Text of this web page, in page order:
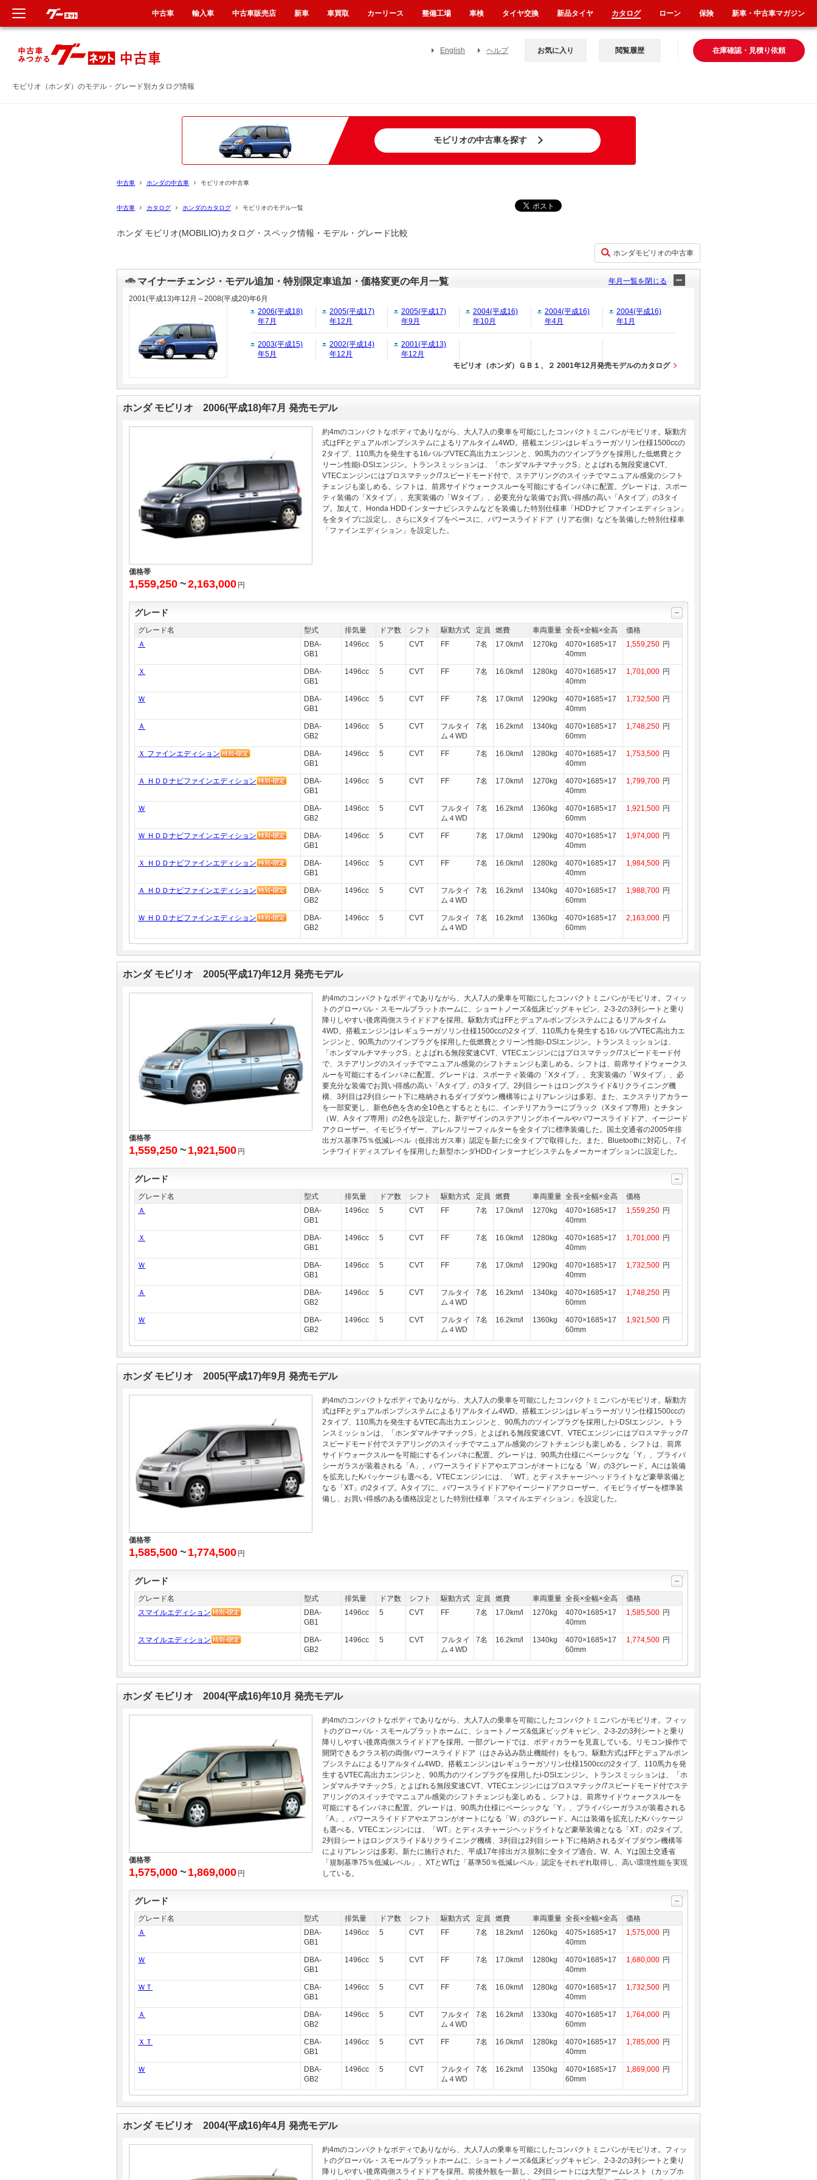
モビリオ（ホンダ）のモデル・グレード別カタログ情報
English ヘルプ 在庫確認・見積り依頼
お気に入り 閲覧履歴
モビリオの中古車を探す
中古車 ホンダの中古車 モビリオの中古車
中古車 カタログ ホンダのカタログ モビリオのモデル一覧
ホンダ モビリオ(MOBILIO)カタログ・スペック情報・モデル・グレード比較
ホンダモビリオの中古車
マイナーチェンジ・モデル追加・特別限定車追加・価格変更の年月一覧 年月一覧を閉じる
2001(平成13)年12月～2008(平成20)年6月
2006(平成18)
年7月
2005(平成17)
年12月
2005(平成17)
年9月
2004(平成16)
年10月
2004(平成16)
年4月
2004(平成16)
年1月
2003(平成15)
年5月
2002(平成14)
年12月
2001(平成13)
年12月
モビリオ（ホンダ）ＧＢ１、２ 2001年12月発売モデルのカタログ
ホンダ モビリオ 2006(平成18)年7月 発売モデル
価格帯
1,559,250 ~2,163,000 円
約4mのコンパクトなボディでありながら、大人7人の乗車を可能にしたコンパクトミニバンがモビリオ。駆動方
式はFFとデュアルポンプシステムによるリアルタイム4WD。搭載エンジンはレギュラーガソリン仕様1500ccの
2タイプ、110馬力を発生する16バルブVTEC高出力エンジンと、90馬力のツインプラグを採用した低燃費とク
リーン性能i-DSIエンジン。トランスミッションは、「ホンダマルチマチックS」とよばれる無段変速CVT、
VTECエンジンにはプロスマテック/7スピードモード付で、ステアリングのスイッチでマニュアル感覚のシフト
チェンジも楽しめる。シフトは、前席サイドウォークスルーを可能にするインパネに配置。グレードは、スポー
ティ装備の「Xタイプ」、充実装備の「Wタイプ」、必要充分な装備でお買い得感の高い「Aタイプ」の3タイ
プ。加えて、Honda HDDインターナビシステムなどを装備した特別仕様車「HDDナビ ファインエディション」
を全タイプに設定し、さらにXタイプをベースに、パワースライドドア（リア右側）などを装備した特別仕様車
「ファインエディション」を設定した。
グレード
グレード名 型式 排気量 ドア数 シフト 駆動方式 定員 燃費 車両重量 全長×全幅×全高
価格
Ａ
DBA-
GB1
1496cc 5 CVT FF 7名 17.0km/l 1270kg
4070×1685×17
40mm
1,559,250 円
Ｘ
DBA-
GB1
1496cc 5 CVT FF 7名 16.0km/l 1280kg
4070×1685×17
40mm
1,701,000 円
Ｗ
DBA-
GB1
1496cc 5 CVT FF 7名 17.0km/l 1290kg
4070×1685×17
40mm
1,732,500 円
Ａ
DBA-
GB2
1496cc 5 CVT
フルタイ
ム４WD
7名 16.2km/l 1340kg
4070×1685×17
60mm
1,748,250 円
Ｘ ファインエディション
DBA-
GB1
1496cc 5 CVT FF 7名 16.0km/l 1280kg
4070×1685×17
40mm
1,753,500 円
Ａ ＨＤＤナビファインエディション
DBA-
GB1
1496cc 5 CVT FF 7名 17.0km/l 1270kg
4070×1685×17
40mm
1,799,700 円
Ｗ
DBA-
GB2
1496cc 5 CVT
フルタイ
ム４WD
7名 16.2km/l 1360kg
4070×1685×17
60mm
1,921,500 円
Ｗ ＨＤＤナビファインエディション
DBA-
GB1
1496cc 5 CVT FF 7名 17.0km/l 1290kg
4070×1685×17
40mm
1,974,000 円
Ｘ ＨＤＤナビファインエディション
DBA-
GB1
1496cc 5 CVT FF 7名 16.0km/l 1280kg
4070×1685×17
40mm
1,984,500 円
Ａ ＨＤＤナビファインエディション
DBA-
GB2
1496cc 5 CVT
フルタイ
ム４WD
7名 16.2km/l 1340kg
4070×1685×17
60mm
1,988,700 円
Ｗ ＨＤＤナビファインエディション
DBA-
GB2
1496cc 5 CVT
フルタイ
ム４WD
7名 16.2km/l 1360kg
4070×1685×17
60mm
2,163,000 円
ホンダ モビリオ 2005(平成17)年12月 発売モデル
価格帯
1,559,250 ~ 1,921,500 円
約4mのコンパクトなボディでありながら、大人7人の乗車を可能にしたコンパクトミニバンがモビリオ。フィッ
トのグローバル・スモールプラットホームに、ショートノーズ&低床ビッグキャビン、2-3-2の3列シートと乗り
降りしやすい後席両側スライドドアを採用。駆動方式はFFとデュアルポンプシステムによるリアルタイム
4WD。搭載エンジンはレギュラーガソリン仕様1500ccの2タイプ、110馬力を発生する16バルブVTEC高出力エ
ンジンと、90馬力のツインプラグを採用した低燃費とクリーン性能i-DSIエンジン。トランスミッションは、
「ホンダマルチマチックS」とよばれる無段変速CVT、VTECエンジンにはプロスマテック/7スピードモード付
で、ステアリングのスイッチでマニュアル感覚のシフトチェンジも楽しめる。シフトは、前席サイドウォークス
ルーを可能にするインパネに配置。グレードは、スポーティ装備の「Xタイプ」、充実装備の「Wタイプ」、必
要充分な装備でお買い得感の高い「Aタイプ」の3タイプ。2列目シートはロングスライド&リクライニング機
構、3列目は2列目シート下に格納されるダイブダウン機構等によりアレンジは多彩。また、エクステリアカラー
を一部変更し、新色6色を含め全10色とするとともに、インテリアカラーにブラック（Xタイプ専用）とチタン
（W、Aタイプ専用）の2色を設定した。新デザインのステアリングホイールやパワースライドドア、イージード
アクローザー、イモビライザー、アレルフリーフィルターを全タイプに標準装備した。国土交通省の2005年排
出ガス基準75％低減レベル（低排出ガス車）認定を新たに全タイプで取得した。また、Bluetoothに対応し、7イ
ンチワイドディスプレイを採用した新型ホンダHDDインターナビシステムをメーカーオプションに設定した。
グレード
グレード名 型式 排気量 ドア数 シフト 駆動方式 定員 燃費 車両重量 全長×全幅×全高
価格
Ａ
DBA-
GB1
1496cc 5 CVT FF 7名 17.0km/l 1270kg
4070×1685×17
40mm
1,559,250 円
Ｘ
DBA-
GB1
1496cc 5 CVT FF 7名 16.0km/l 1280kg
4070×1685×17
40mm
1,701,000 円
Ｗ
DBA-
GB1
1496cc 5 CVT FF 7名 17.0km/l 1290kg
4070×1685×17
40mm
1,732,500 円
Ａ
DBA-
GB2
1496cc 5 CVT
フルタイ
ム４WD
7名 16.2km/l 1340kg
4070×1685×17
60mm
1,748,250 円
Ｗ
DBA-
GB2
1496cc 5 CVT
フルタイ
ム４WD
7名 16.2km/l 1360kg
4070×1685×17
60mm
1,921,500 円
ホンダ モビリオ 2005(平成17)年9月 発売モデル
価格帯
1,585,500 ~ 1,774,500 円
約4mのコンパクトなボディでありながら、大人7人の乗車を可能にしたコンパクトミニバンがモビリオ。駆動方
式はFFとデュアルポンプシステムによるリアルタイム4WD。搭載エンジンはレギュラーガソリン仕様1500ccの
2タイプ、110馬力を発生するVTEC高出力エンジンと、90馬力のツインプラグを採用したi-DSIエンジン。トラ
ンスミッションは、「ホンダマルチマチックS」とよばれる無段変速CVT、VTECエンジンにはプロスマテック/7
スピードモード付でステアリングのスイッチでマニュアル感覚のシフトチェンジも楽しめる 。シフトは、前席
サイドウォークスルーを可能にするインパネに配置。グレードは、90馬力仕様にベーシックな「Y」、プライバ
シーガラスが装着される「A」、パワースライドドアやエアコンがオートになる「W」の3グレード。Aには装備
を拡充したKパッケージも選べる。VTECエンジンには、「WT」とディスチャージヘッドライトなど豪華装備と
なる「XT」の2タイプ。Aタイプに、パワースライドドアやイージードアクローザー、イモビライザーを標準装
備し、お買い得感のある価格設定とした特別仕様車「スマイルエディション」を設定した。
グレード
グレード名 型式 排気量 ドア数 シフト 駆動方式 定員 燃費 車両重量 全長×全幅×全高
価格
スマイルエディション
DBA-
GB1
1496cc 5 CVT FF 7名 17.0km/l 1270kg
4070×1685×17
40mm
1,585,500 円
スマイルエディション
DBA-
GB2
1496cc 5 CVT
フルタイ
ム４WD
7名 16.2km/l 1340kg
4070×1685×17
60mm
1,774,500 円
ホンダ モビリオ 2004(平成16)年10月 発売モデル
価格帯
1,575,000 ~ 1,869,000 円
約4mのコンパクトなボディでありながら、大人7人の乗車を可能にしたコンパクトミニバンがモビリオ。フィッ
トのグローバル・スモールプラットホームに、ショートノーズ&低床ビッグキャビン、2-3-2の3列シートと乗り
降りしやすい後席両側スライドドアを採用。一部グレードでは、ボディカラーを見直している。リモコン操作で
開閉できるクラス初の両側パワースライドドア（はさみ込み防止機能付）をもつ。駆動方式はFFとデュアルポン
プシステムによるリアルタイム4WD。搭載エンジンはレギュラーガソリン仕様1500ccの2タイプ、110馬力を発
生するVTEC高出力エンジンと、90馬力のツインプラグを採用したi-DSIエンジン。トランスミッションは、「ホ
ンダマルチマチックS」とよばれる無段変速CVT、VTECエンジンにはプロスマテック/7スピードモード付でステ
アリングのスイッチでマニュアル感覚のシフトチェンジも楽しめる 。シフトは、前席サイドウォークスルーを
可能にするインパネに配置。グレードは、90馬力仕様にベーシックな「Y」、プライバシーガラスが装着される
「A」、パワースライドドアやエアコンがオートになる「W」の3グレード。Aには装備を拡充したKパッケージ
も選べる。VTECエンジンには、「WT」とディスチャージヘッドライトなど豪華装備となる「XT」の2タイプ。
2列目シートはロングスライド&リクライニング機構、3列目は2列目シート下に格納されるダイブダウン機構等
によりアレンジは多彩。新たに施行された、平成17年排出ガス規制に全タイプ適合。W、A、Yは国土交通省
「規制基準75％低減レベル」、XTとWTは「基準50％低減レベル」認定をそれぞれ取得し、高い環境性能を実現
している。
グレード
グレード名 型式 排気量 ドア数 シフト 駆動方式 定員 燃費 車両重量 全長×全幅×全高
価格
Ａ
DBA-
GB1
1496cc 5 CVT FF 7名 18.2km/l 1260kg
4075×1685×17
40mm
1,575,000 円
Ｗ
DBA-
GB1
1496cc 5 CVT FF 7名 17.0km/l 1280kg
4070×1685×17
40mm
1,680,000 円
ＷＴ
CBA-
GB1
1496cc 5 CVT FF 7名 16.0km/l 1280kg
4070×1685×17
40mm
1,732,500 円
Ａ
DBA-
GB2
1496cc 5 CVT
フルタイ
ム４WD
7名 16.2km/l 1330kg
4070×1685×17
60mm
1,764,000 円
ＸＴ
CBA-
GB1
1496cc 5 CVT FF 7名 16.0km/l 1280kg
4070×1685×17
40mm
1,785,000 円
Ｗ
DBA-
GB2
1496cc 5 CVT
フルタイ
ム４WD
7名 16.2km/l 1350kg
4070×1685×17
60mm
1,869,000 円
ホンダ モビリオ 2004(平成16)年4月 発売モデル
約4mのコンパクトなボディでありながら、大人7人の乗車を可能にしたコンパクトミニバンがモビリオ。フィッ
トのグローバル・スモールプラットホームに、ショートノーズ&低床ビッグキャビン、2-3-2の3列シートと乗り
降りしやすい後席両側スライドドアを採用。前後外観を一新し、2列目シートには大型アームレスト（カップホ
新車
中古車
中古車 輸入車 中古車販売店 新車 車買取 カーリース 整備工場 車検 タイヤ交換 新品タイヤ カタログ ローン 保険 新車・中古車マガジン
新車
中古車